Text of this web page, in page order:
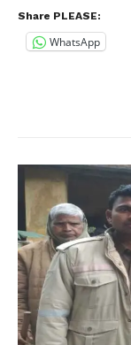
Share PLEASE:
WhatsApp